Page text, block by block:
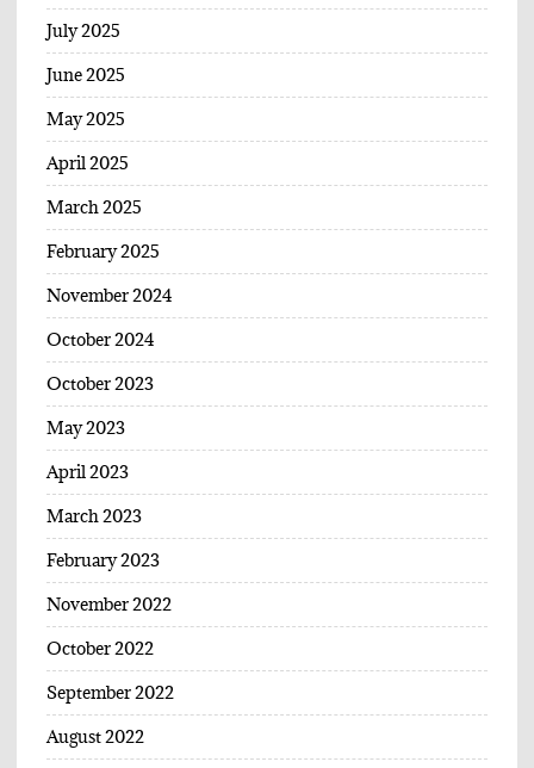
July 2025
June 2025
May 2025
April 2025
March 2025
February 2025
November 2024
October 2024
October 2023
May 2023
April 2023
March 2023
February 2023
November 2022
October 2022
September 2022
August 2022